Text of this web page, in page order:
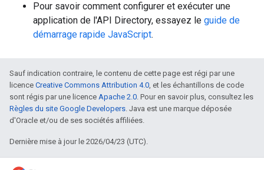
Pour savoir comment configurer et exécuter une
application de l'API Directory, essayez le guide de
démarrage rapide JavaScript.
Sauf indication contraire, le contenu de cette page est régi par une
licence Creative Commons Attribution 4.0, et les échantillons de code
sont régis par une licence Apache 2.0. Pour en savoir plus, consultez les
Règles du site Google Developers. Java est une marque déposée
d'Oracle et/ou de ses sociétés affiliées.
Dernière mise à jour le 2026/04/23 (UTC).